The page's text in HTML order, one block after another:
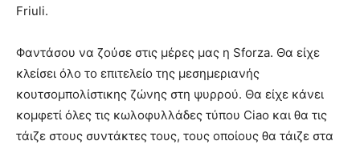
Friuli.
Φαντάσου να ζούσε στις μέρες μας η Sforza. Θα είχε
κλείσει όλο το επιτελείο της μεσημεριανής
κουτσομπολίστικης ζώνης στη ψυρρού. Θα είχε κάνει
κομφετί όλες τις κωλοφυλλάδες τύπου Ciao και θα τις
τάιζε στους συντάκτες τους, τους οποίους θα τάιζε στα